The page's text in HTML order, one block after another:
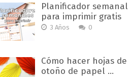
Planificador semanal
para imprimir gratis
3 Años 0
Cómo hacer hojas de
otoño de papel …